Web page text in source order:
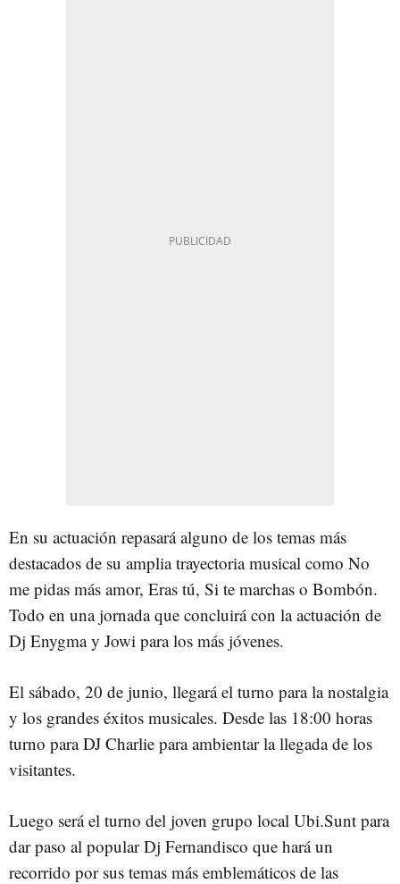
En su actuación repasará alguno de los temas más
destacados de su amplia trayectoria musical como No
me pidas más amor, Eras tú, Si te marchas o Bombón.
Todo en una jornada que concluirá con la actuación de
Dj Enygma y Jowi para los más jóvenes.
El sábado, 20 de junio, llegará el turno para la nostalgia
y los grandes éxitos musicales. Desde las 18:00 horas
turno para DJ Charlie para ambientar la llegada de los
visitantes.
Luego será el turno del joven grupo local Ubi.Sunt para
dar paso al popular Dj Fernandisco que hará un
recorrido por sus temas más emblemáticos de las